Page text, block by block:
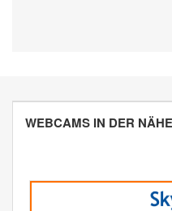
WEBCAMS IN DER NÄHE